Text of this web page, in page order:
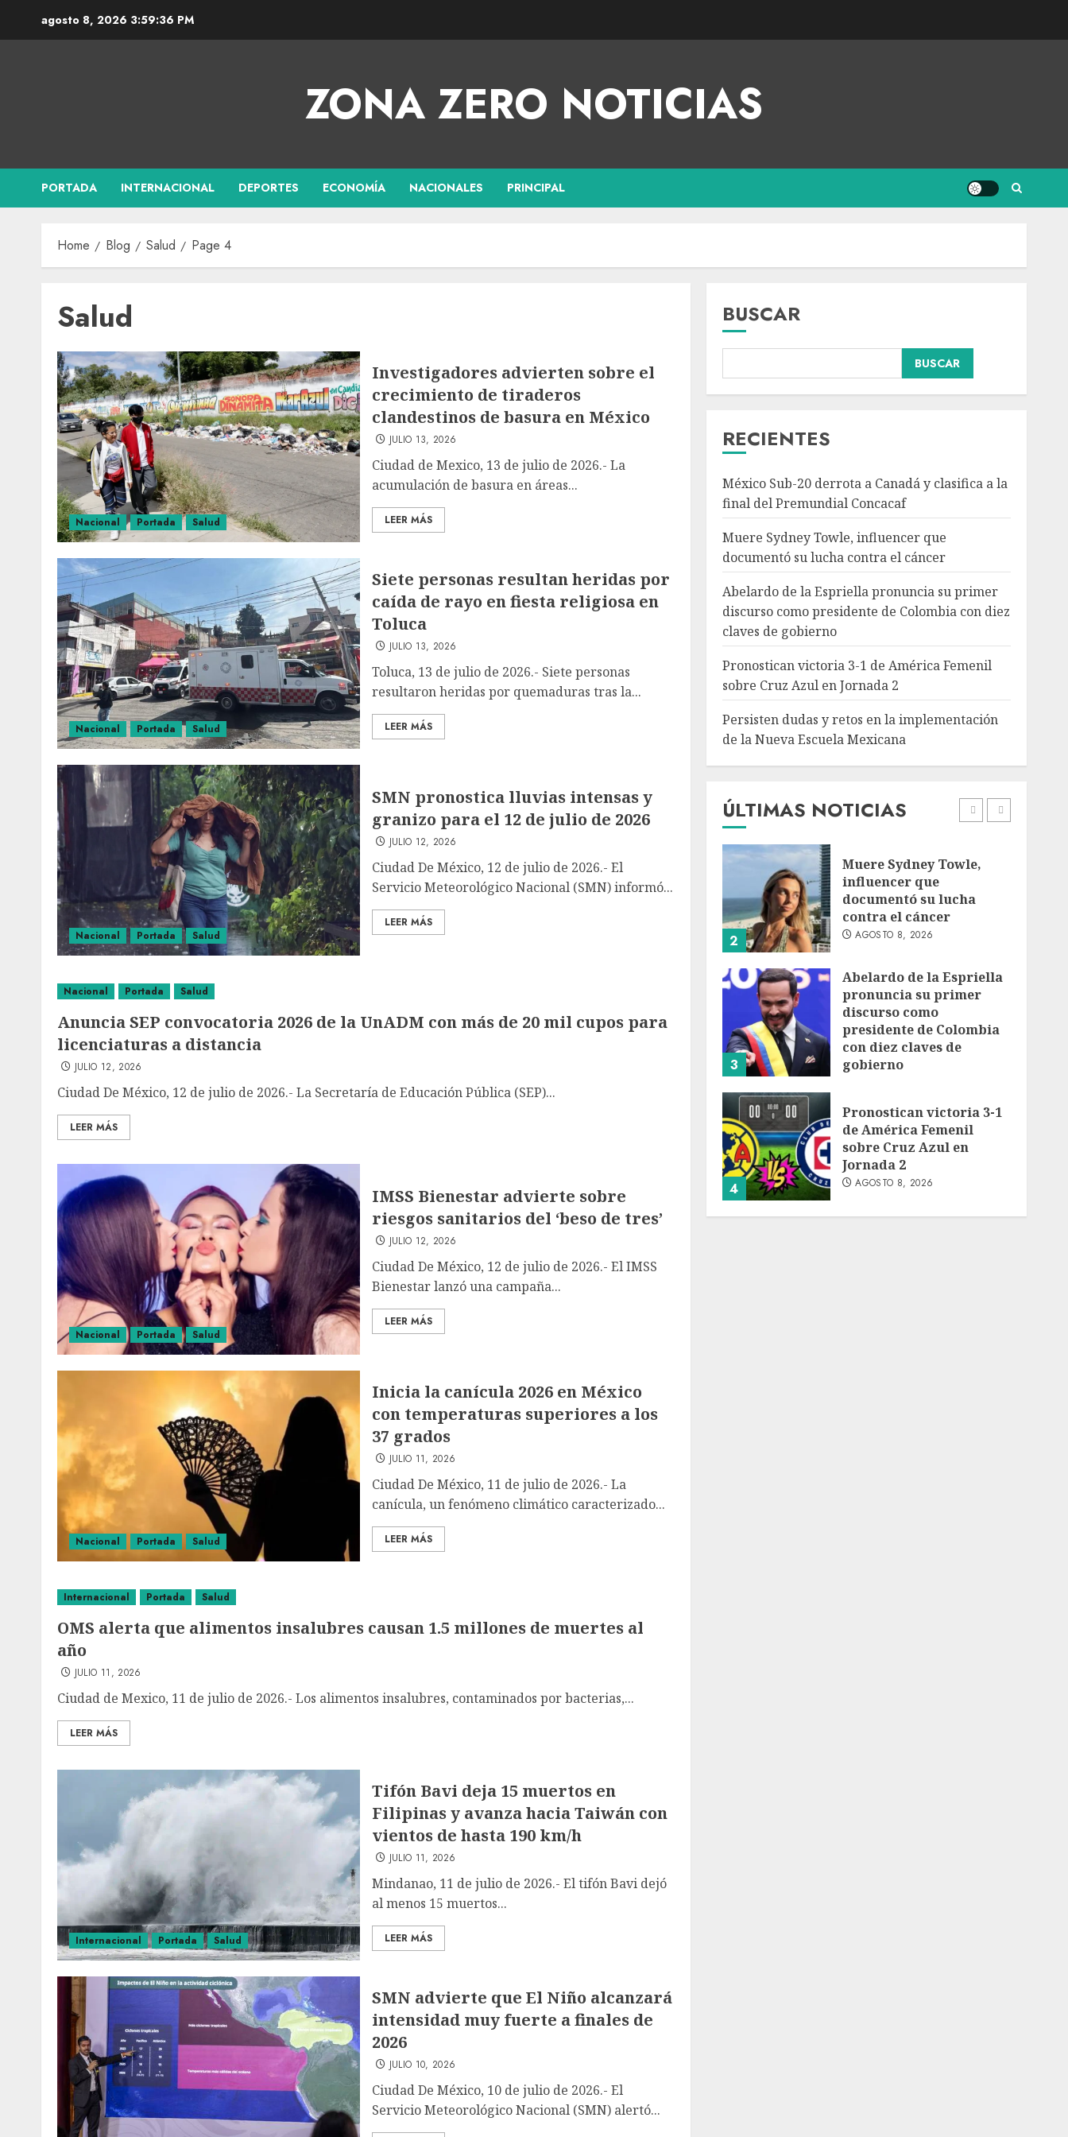
agosto 8, 2026 3:59:37 PM
ZONA ZERO NOTICIAS
PORTADA INTERNACIONAL DEPORTES ECONOMÍA NACIONALES PRINCIPAL
Home Blog Salud Page 4
Salud
Nacional Portada Salud
Investigadores advierten sobre el
crecimiento de tiraderos
clandestinos de basura en México
JULIO 13, 2026
Ciudad de Mexico, 13 de julio de 2026.- La
acumulación de basura en áreas...
LEER MÁS
Nacional Portada Salud
Siete personas resultan heridas por
caída de rayo en fiesta religiosa en
Toluca
JULIO 13, 2026
Toluca, 13 de julio de 2026.- Siete personas
resultaron heridas por quemaduras tras la...
LEER MÁS
Nacional Portada Salud
SMN pronostica lluvias intensas y
granizo para el 12 de julio de 2026
JULIO 12, 2026
Ciudad De México, 12 de julio de 2026.- El
Servicio Meteorológico Nacional (SMN) informó...
LEER MÁS
Nacional Portada Salud
Anuncia SEP convocatoria 2026 de la UnADM con más de 20 mil cupos para
licenciaturas a distancia
JULIO 12, 2026
Ciudad De México, 12 de julio de 2026.- La Secretaría de Educación Pública (SEP)...
LEER MÁS
Nacional Portada Salud
IMSS Bienestar advierte sobre
riesgos sanitarios del ‘beso de tres’
JULIO 12, 2026
Ciudad De México, 12 de julio de 2026.- El IMSS
Bienestar lanzó una campaña...
LEER MÁS
Nacional Portada Salud
Inicia la canícula 2026 en México
con temperaturas superiores a los
37 grados
JULIO 11, 2026
Ciudad De México, 11 de julio de 2026.- La
canícula, un fenómeno climático caracterizado...
LEER MÁS
Internacional Portada Salud
OMS alerta que alimentos insalubres causan 1.5 millones de muertes al
año
JULIO 11, 2026
Ciudad de Mexico, 11 de julio de 2026.- Los alimentos insalubres, contaminados por bacterias,...
LEER MÁS
Internacional Portada Salud
Tifón Bavi deja 15 muertos en
Filipinas y avanza hacia Taiwán con
vientos de hasta 190 km/h
JULIO 11, 2026
Mindanao, 11 de julio de 2026.- El tifón Bavi dejó
al menos 15 muertos...
LEER MÁS
SMN advierte que El Niño alcanzará
intensidad muy fuerte a finales de
2026
JULIO 10, 2026
Ciudad De México, 10 de julio de 2026.- El
Servicio Meteorológico Nacional (SMN) alertó...
BUSCAR
BUSCAR
RECIENTES
México Sub-20 derrota a Canadá y clasifica a la
final del Premundial Concacaf
Muere Sydney Towle, influencer que
documentó su lucha contra el cáncer
Abelardo de la Espriella pronuncia su primer
discurso como presidente de Colombia con diez
claves de gobierno
Pronostican victoria 3-1 de América Femenil
sobre Cruz Azul en Jornada 2
Persisten dudas y retos en la implementación
de la Nueva Escuela Mexicana
ÚLTIMAS NOTICIAS
3
Abelardo de la Espriella
pronuncia su primer
discurso como
4
Pronostican victoria 3-1
de América Femenil
Jornada 2
AGOSTO 8, 2026
5
Persisten dudas y retos
la Nueva Escuela
Mexicana
AGOSTO 8, 2026
1
México Sub-20 derrota a
AGOSTO 8, 2026
2
Muere Sydney Towle,
influencer que
documentó su lucha
contra el cáncer
AGOSTO 8, 2026
3
Abelardo de la Espriella
pronuncia su primer
discurso como
presidente de Colombia
con diez claves de
gobierno
4
Pronostican victoria 3-1
de América Femenil
sobre Cruz Azul en
Jornada 2
AGOSTO 8, 2026